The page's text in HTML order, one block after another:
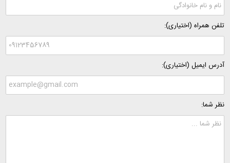
تلفن همراه (اختیاری):
آدرس ایمیل (اختیاری):
نظر شما: